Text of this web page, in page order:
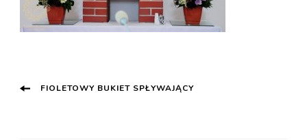
Post
FIOLETOWY BUKIET SPŁYWAJĄCY